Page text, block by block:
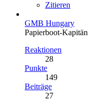
Zitieren
GMB Hungary
Papierboot-Kapitän
Reaktionen
28
Punkte
149
Beiträge
27